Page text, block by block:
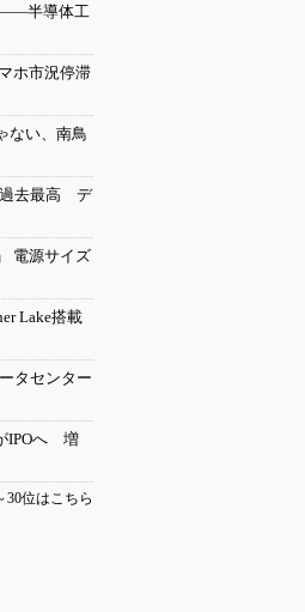
――半導体工
ホ市況停滞
ない、南鳥
過去最高 デ
電源サイズ
Lake搭載
タセンター
IPOへ 増
30位はこちら